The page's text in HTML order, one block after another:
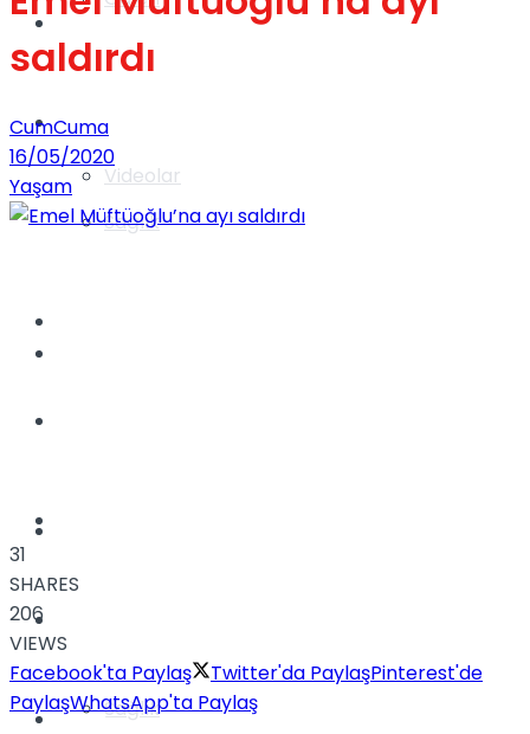
Videolar
Sağlık
Gündem
Yaşam
Sağlık
Müzik
saldırdı
CumCuma
16/05/2020
Yaşam
31
SHARES
206
VIEWS
Facebook'ta Paylaş
Twitter'da PaylaşPinterest'de
PaylaşWhatsApp'ta Paylaş